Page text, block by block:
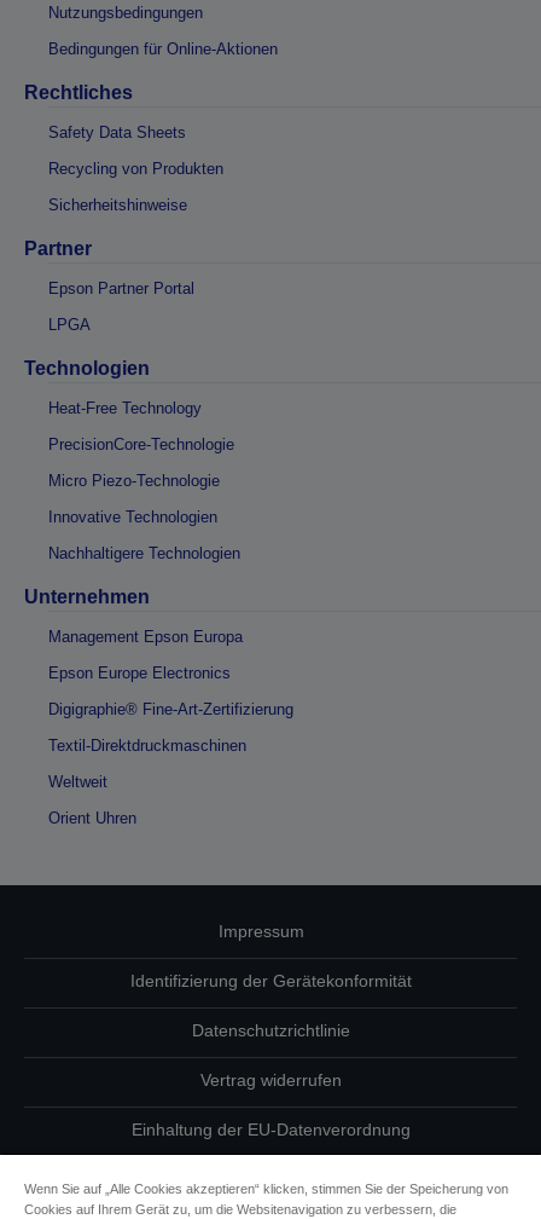
Nutzungsbedingungen
Bedingungen für Online-Aktionen
Rechtliches
Safety Data Sheets
Recycling von Produkten
Sicherheitshinweise
Partner
Epson Partner Portal
LPGA
Technologien
Heat-Free Technology
PrecisionCore-Technologie
Micro Piezo-Technologie
Innovative Technologien
Nachhaltigere Technologien
Unternehmen
Management Epson Europa
Epson Europe Electronics
Digigraphie® Fine-Art-Zertifizierung
Textil-Direktdruckmaschinen
Weltweit
Orient Uhren
Impressum
Identifizierung der Gerätekonformität
Datenschutzrichtlinie
Vertrag widerrufen
Einhaltung der EU-Datenverordnung
Wenn Sie auf „Alle Cookies akzeptieren“ klicken, stimmen Sie der Speicherung von
Cookies auf Ihrem Gerät zu, um die Websitenavigation zu verbessern, die